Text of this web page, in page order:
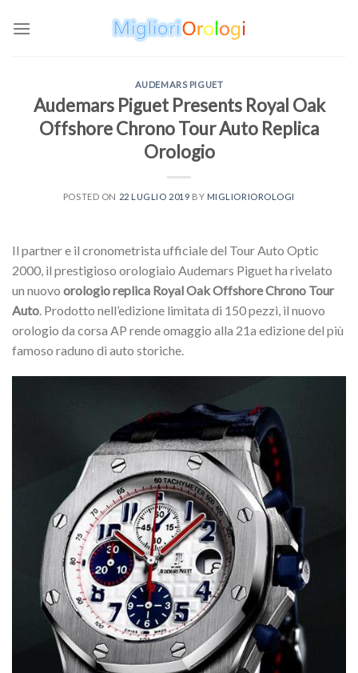
AUDEMARS PIGUET
Audemars Piguet Presents Royal Oak
Offshore Chrono Tour Auto Replica
Orologio
POSTED ON 22 LUGLIO 2019 BY MIGLIORIOROLOGI
Il partner e il cronometrista ufficiale del Tour Auto Optic
2000, il prestigioso orologiaio Audemars Piguet ha rivelato
un nuovo orologio replica Royal Oak Offshore Chrono Tour
Auto . Prodotto nell’edizione limitata di 150 pezzi, il nuovo
orologio da corsa AP rende omaggio alla 21a edizione del più
famoso raduno di auto storiche.